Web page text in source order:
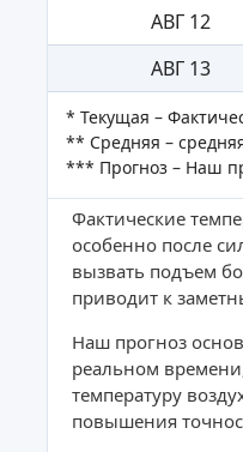
АВГ 12
АВГ 13
* Текущая –
** Средняя –
*** Прогноз – Наш
Фактические
особенно после
вызвать подъем
приводит к
Наш прогноз
реальном
температуру
повышения